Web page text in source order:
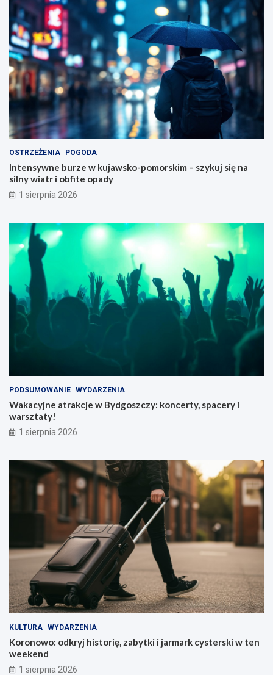
OSTRZEŻENIA POGODA
Intensywne burze w kujawsko-pomorskim – szykuj się na
silny wiatr i obfite opady
1 sierpnia 2026
PODSUMOWANIE WYDARZENIA
Wakacyjne atrakcje w Bydgoszczy: koncerty, spacery i
warsztaty!
1 sierpnia 2026
KULTURA WYDARZENIA
Koronowo: odkryj historię, zabytki i jarmark cysterski w ten
weekend
1 sierpnia 2026